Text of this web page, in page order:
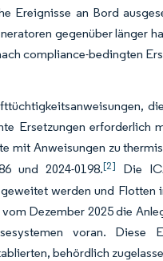
Ereignisse an Bord
gegenüber länger
compliance-bedingten
Ersetzungen erforderlich
mit Anweisungen zu
und 2024-0198.[2]
Die
werden und Flotten
Dezember 2025 die
voran. Diese
behördlich